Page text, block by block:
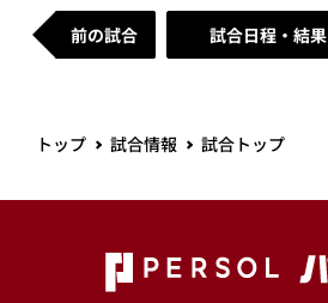
前の試合 試合日程・結果
トップ 試合情報 試合トップ